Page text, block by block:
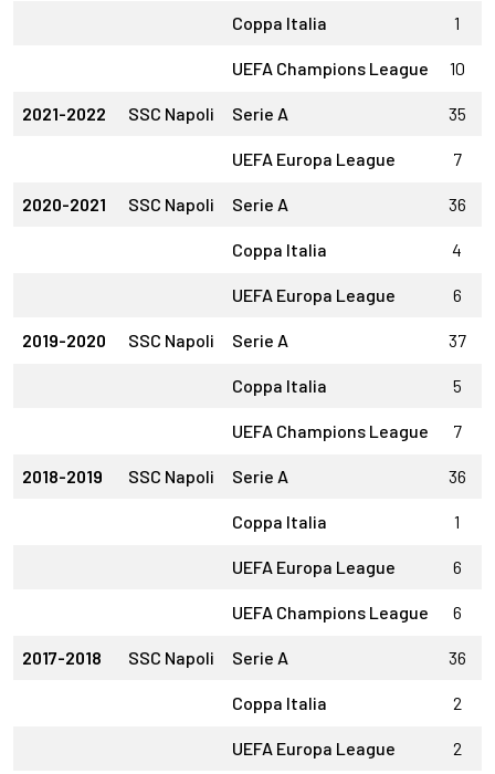
Coppa Italia 1
UEFA Champions League 10
2021-2022 SSC Napoli Serie A 35
UEFA Europa League 7
2020-2021 SSC Napoli Serie A 36
Coppa Italia 4
UEFA Europa League 6
2019-2020 SSC Napoli Serie A 37
Coppa Italia 5
UEFA Champions League 7
2018-2019 SSC Napoli Serie A 36
Coppa Italia 1
UEFA Europa League 6
UEFA Champions League 6
2017-2018 SSC Napoli Serie A 36
Coppa Italia 2
UEFA Europa League 2